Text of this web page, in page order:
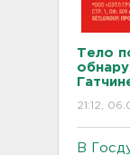
Тело
21:12,
В